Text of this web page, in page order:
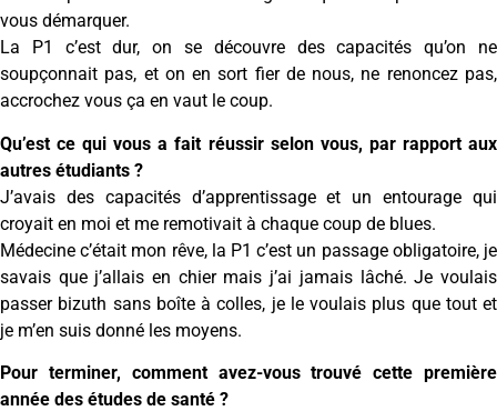
vous démarquer.
La P1 c’est dur, on se découvre des capacités qu’on ne
soupçonnait pas, et on en sort fier de nous, ne renoncez pas,
accrochez vous ça en vaut le coup.
Qu’est ce qui vous a fait réussir selon vous, par rapport aux
autres étudiants ?
J’avais des capacités d’apprentissage et un entourage qui
croyait en moi et me remotivait à chaque coup de blues.
Médecine c’était mon rêve, la P1 c’est un passage obligatoire, je
savais que j’allais en chier mais j’ai jamais lâché. Je voulais
passer bizuth sans boîte à colles, je le voulais plus que tout et
je m’en suis donné les moyens.
Pour terminer, comment avez-vous trouvé cette première
année des études de santé ?